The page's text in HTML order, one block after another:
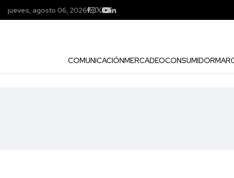
jueves, agosto 06, 2026
COMUNICACIÓNMERCADEOCONSUMIDOR